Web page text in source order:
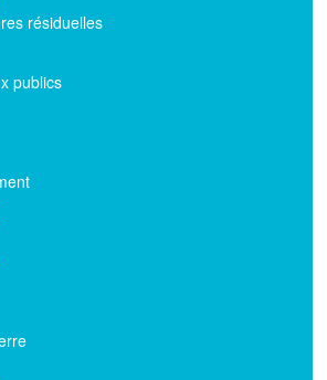
résiduelles
publics